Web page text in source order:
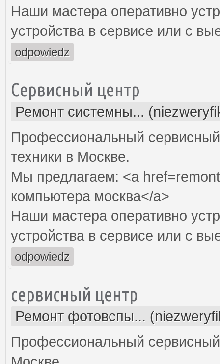
Наши мастера оперативно
устройства в сервисе или с
odpowiedz
Сервисный центр
Ремонт системны...
Профессиональный
техники в Москве.
Мы предлагаем: <a
компьютера москва</a>
Наши мастера оперативно
устройства в сервисе или с
odpowiedz
сервисный центр
Ремонт фотовспы...
Профессиональный